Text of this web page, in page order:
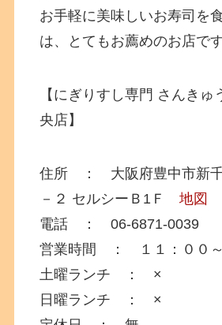
お手軽に美味しいお寿司を
は、とてもお薦めのお店です
【にぎりすし専門 さんきゅ
央店】
住所 ： 大阪府豊中市新千
－２ セルシーＢ1Ｆ地図
電話 ： 06-6871-0039
営業時間 ： １１：００～
土曜ランチ ： ×
日曜ランチ ： ×